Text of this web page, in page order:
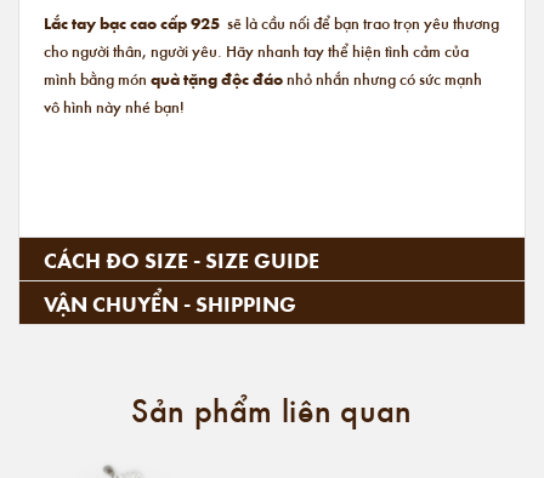
Lắc tay bạc cao cấp 925 sẽ là cầu nối để bạn trao trọn yêu thương
cho người thân, người yêu. Hãy nhanh tay thể hiện tình cảm của
mình bằng món quà tặng độc đáonhỏ nhắn nhưng có sức mạnh
vô hình này nhé bạn!
CÁCH ĐO SIZE - SIZE GUIDE
VẬN CHUYỂN - SHIPPING
Sản phẩm liên quan